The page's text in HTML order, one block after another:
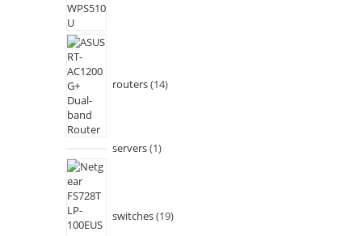
routers 14
servers 1
switches 19